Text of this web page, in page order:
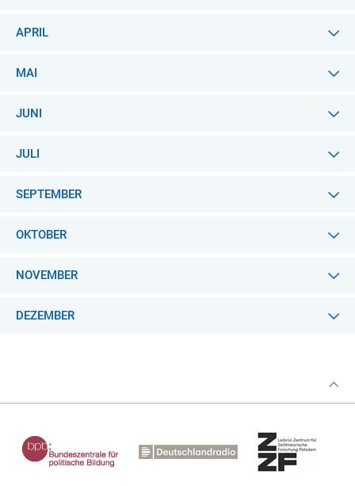
APRIL
MAI
JUNI
JULI
SEPTEMBER
OKTOBER
NOVEMBER
DEZEMBER